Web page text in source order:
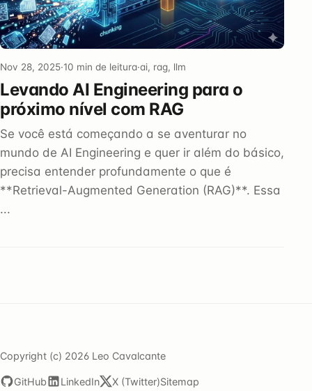
Nov 28, 2025·10 min de leitura·ai, rag, llm
Levando AI Engineering para o
próximo nível com RAG
Se você está começando a se aventurar no
mundo de AI Engineering e quer ir além do básico,
precisa entender profundamente o que é
**Retrieval-Augmented Generation (RAG)**. Essa
...
Copyright (c) 2026 Leo Cavalcante
GitHub LinkedIn X (Twitter)Sitemap